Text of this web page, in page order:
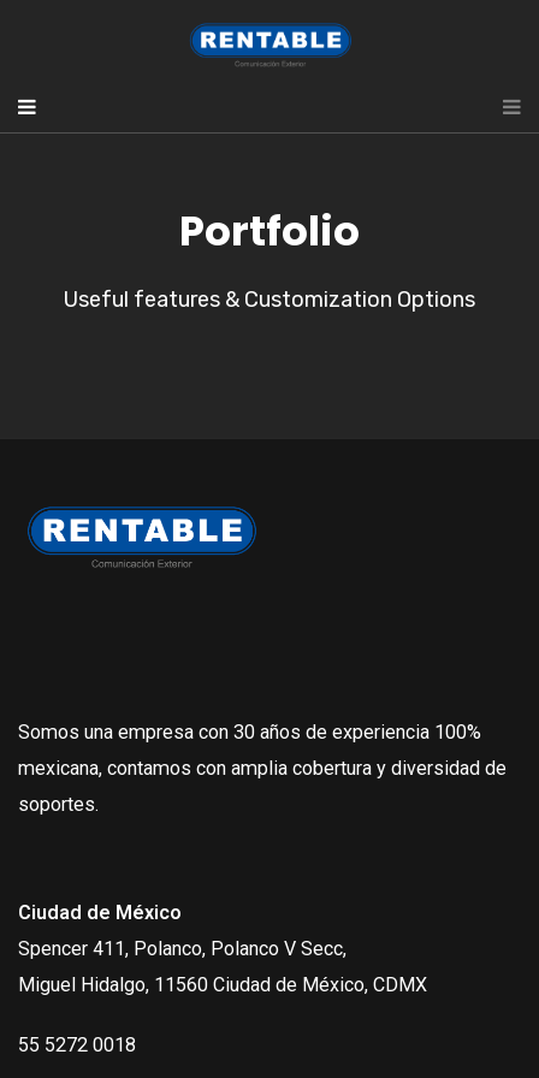
Portfolio
Useful features & Customization Options
Somos una empresa con 30 años de experiencia 100%
mexicana, contamos con amplia cobertura y diversidad de
soportes.
Ciudad de México
Spencer 411, Polanco, Polanco V Secc,
Miguel Hidalgo, 11560 Ciudad de México, CDMX
55 5272 0018